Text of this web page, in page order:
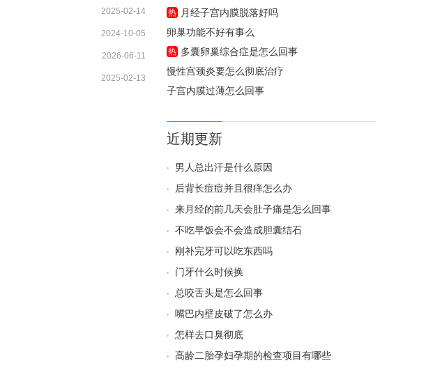
2025-02-14
2024-10-05
2026-06-11
2025-02-13
热 月经子宫内膜脱落好吗
卵巢功能不好有事么
热 多囊卵巢综合症是怎么回事
慢性宫颈炎要怎么彻底治疗
子宫内膜过薄怎么回事
近期更新
男人总出汗是什么原因
后背长痘痘并且很痒怎么办
来月经的前几天会肚子痛是怎么回事
不吃早饭会不会造成胆囊结石
刚补完牙可以吃东西吗
门牙什么时候换
总咬舌头是怎么回事
嘴巴内壁皮破了怎么办
怎样去口臭彻底
高龄二胎孕妇孕期的检查项目有哪些